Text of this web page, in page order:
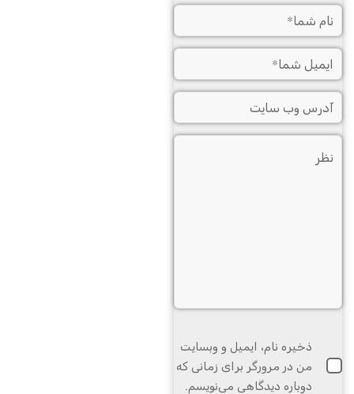
ذخیره نام، ایمیل و وبسایت
من در مرورگر برای زمانی که
دوباره دیدگاهی می‌نویسم.